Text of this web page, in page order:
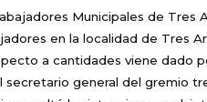
Municipales de Tres
en la localidad de Tres
a cantidades viene dado
secretario general del gremio